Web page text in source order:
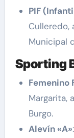
PIF
Culleredo,
Municipal
Sporting
Femenino
Margarita,
Burgo.
Alevín «A»